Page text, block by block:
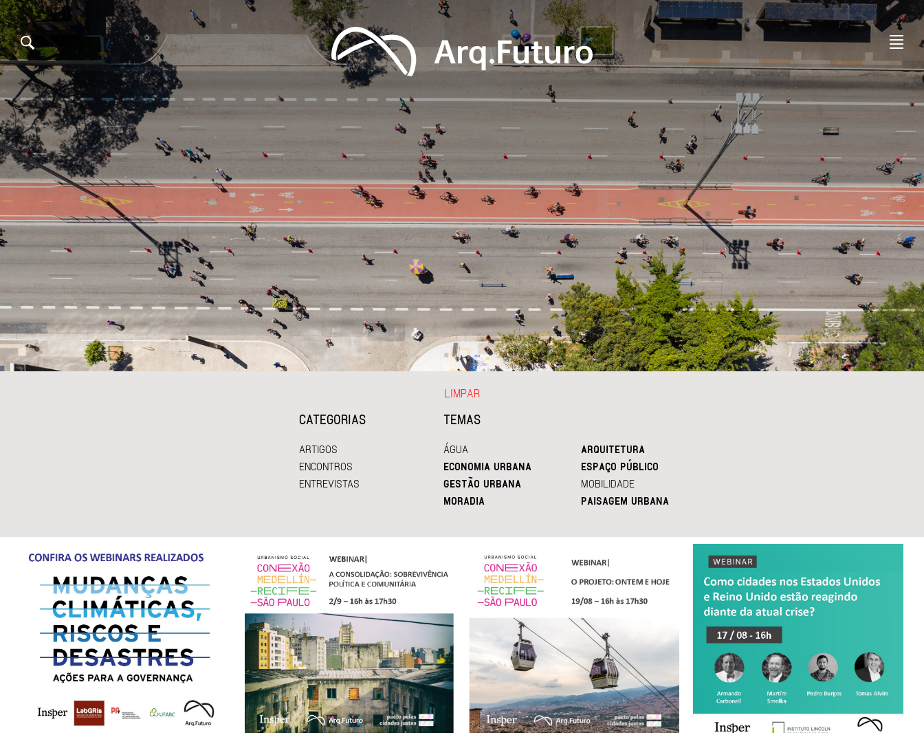
CATEGORIAS
ARTIGOS
ENCONTROS
ENTREVISTAS
TEMAS
ÁGUA
ARQUITETURA
ECONOMIA URBANA
ESPAÇO PÚBLICO
GESTÃO URBANA
MOBILIDADE
MORADIA
PAISAGEM URBANA
LIMPAR